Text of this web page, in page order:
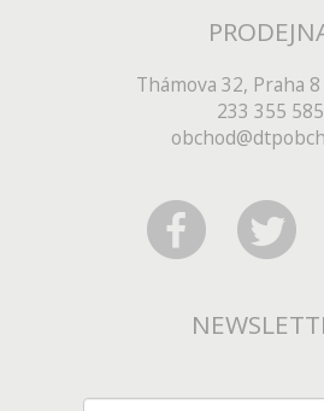
Thámova 32, Praha 8
233 355 585